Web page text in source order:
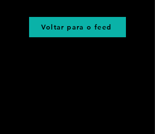
Voltar para o feed